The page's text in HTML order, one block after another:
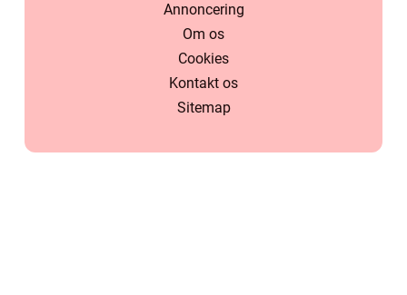
Annoncering
Om os
Cookies
Kontakt os
Sitemap